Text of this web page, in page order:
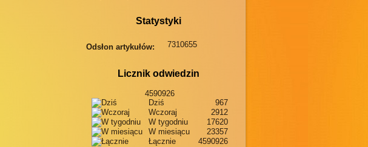
Statystyki
Odsłon artykułów: 7310655
Licznik odwiedzin
4590926
Dziś
967
Wczoraj
2912
W tygodniu
17620
W miesiącu
23357
Łącznie
4590926